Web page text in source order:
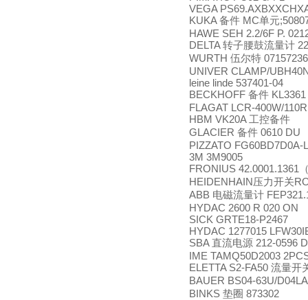
VEGA
KUKA备件 MC单元
HAWE SEH 2.2/6F P.
DELTA转子腰鼓流量计
WURTH 伍尔特 07157236
UNIVER CLAMP/
leine linde 537401-04
BECKHOFF 备件 KL3361
FLAGAT LCR-400W/110R
HBM VK20A 工控备件
GLACIER 备件 0610 DU
PIZZATO FG60BD7D0A-
3M 3M9005
FRONIUS 42.0001.1361
HEIDENHAIN压力开关
ABB 电磁流量计
HYDAC 2600 R 020 ON
SICK GRTE18-P2467
HYDAC 1277015
SBA直流电源 212-0596
IME TAMQ50D2003
ELETTA S2-FA50 流量开
BAUER BS04-63U/
BINKS 垫圈 873302